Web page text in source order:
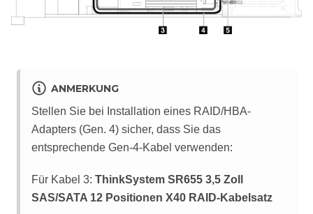
ANMERKUNG
Stellen Sie bei Installation eines RAID/HBA-
Adapters (Gen. 4) sicher, dass Sie das
entsprechende Gen‑4-Kabel verwenden:
Für Kabel 3: ThinkSystem SR655 3,5 Zoll
SAS/SATA 12 Positionen X40 RAID-Kabelsatz